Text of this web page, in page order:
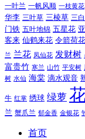
一叶兰 一帆风顺 一枝黄花
华李 三叶草 三棱草 三
门铁 五叶地锦 五星花
客来 仙鹤来花 令箭荷花
兰 兰花 凤仙花 发财树
富贵竹 寒兰 山竹 平安树
树 水仙 海棠 滴水观音
牛 红掌 绣球 绿萝
兰 蟹爪兰 郁金香 金银花
首页